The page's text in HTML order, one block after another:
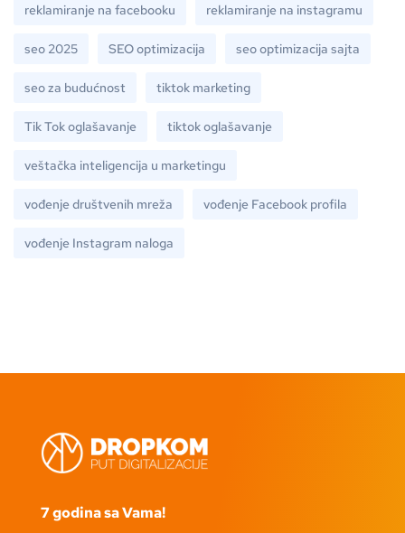
reklamiranje na facebooku reklamiranje na instagramu
seo 2025 SEO optimizacija seo optimizacija sajta
seo za budućnost tiktok marketing
Tik Tok oglašavanje tiktok oglašavanje
veštačka inteligencija u marketingu
vođenje društvenih mreža vođenje Facebook profila
vođenje Instagram naloga
7 godina sa Vama!